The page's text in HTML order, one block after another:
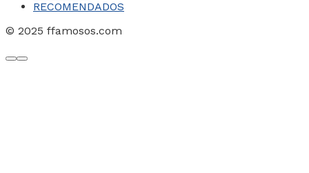
RECOMENDADOS
© 2025 ffamosos.com